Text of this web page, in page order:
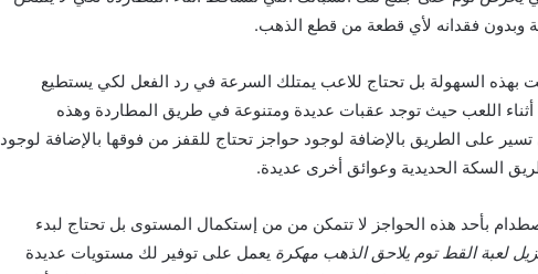
وبدون فقدانه لأي قطعة من قطع الذهب.
بهذه السهولة بل تحتاج للاعب يمتلك السرعة في رد الفعل لكي يستطيع
اللعب حيث توجد عقبات عديدة ومتنوعة في طريق المطاردة وهذه
على الطريق بالإضافة لوجود حواجز تحتاج للقفز من فوقها بالإضافة لوجود
السكة الحديدية وعوائق أخرى عديدة.
بأحد هذه الحواجز لا تتمكن من من إستكمال المستوى بل تحتاج لبدء
لعبة القط توم يلاحق الذهب مهكرة يعمل على توفير لك مستويات عديدة